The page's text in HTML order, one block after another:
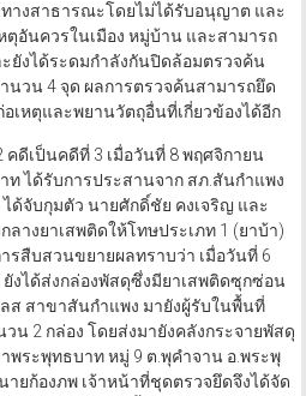
างสาธารณะโดยไม่ได้รับอนุญาต และ
อันควรในเมือง หมู่บ้าน และสามารถ
ยังได้ระดมกำลังกันปิดล้อมตรวจค้น
นวน 4 จุด ผลการตรวจค้นสามารถยึด
เหตุและพยานวัตถุอื่นที่เกี่ยวข้องได้อีก
ดีเป็นคดีที่ 3 เมื่อวันที่ 8 พฤศจิกายน
ได้รับการประสานจาก สภ.สันกำแพง
ได้จับกุมตัว นายศักดิ์ชัย คงเจริญ และ
างยาเสพติดให้โทษประเภท 1 (ยาบ้า)
รสืบสวนขยายผลทราบว่า เมื่อวันที่ 6
งได้ส่งกล่องพัสดุซึ่งมียาเสพติดซุกซ่อน
ลส สาขาสันกำแพง มายังผู้รับในพื้นที่
น 2 กล่อง โดยส่งมายังคลังกระจายพัสดุ
พระพุทธบาท หมู่ 9 ต.พุคำจาน อ.พระพุ
ยก้องภพ เจ้าหน้าที่ชุดตรวจยึดจึงได้จัด